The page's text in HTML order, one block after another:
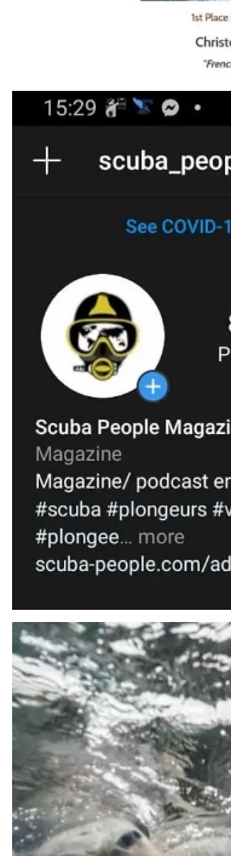
scuba_people_magazine
Nov 5
scuba_people_magazine